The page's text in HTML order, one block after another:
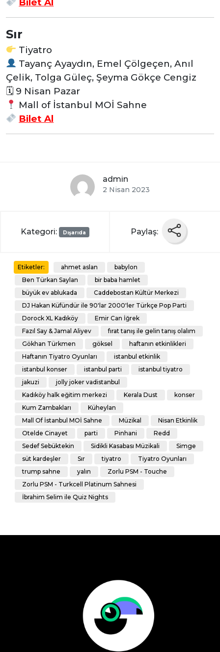
Sır
Tiyatro
Tayanç Ayaydın, Emel Çölgeçen, Anıl
Çelik, Tolga Güleç, Şeyma Gökçe Cengiz
🗓 9 Nisan Pazar
Mall of İstanbul MOİ Sahne
Bilet Al
admin
2 Nisan 2023
Kategori: Dışarıda Paylaş:
Etiketler: ahmet aslan
babylon
Ben Türkan Saylan
bir baba hamlet
büyük ev ablukada
Caddebostan Kültür Merkezi
DJ Hakan Küfündür ile 90'lar 2000'ler Türkçe Pop Parti
Dorock XL Kadıköy
Emir Can İğrek
Fazıl Say & Jamal Aliyev
fırat tanış ile gelin tanış olalım
Gökhan Türkmen
göksel
haftanın etkinlikleri
Haftanın Tiyatro Oyunları
istanbul etkinlik
istanbul konser
istanbul parti
istanbul tiyatro
jakuzi
jolly joker vadistanbul
Kadıköy halk eğitim merkezi
Kerala Dust
konser
Kum Zambakları
Küheylan
Mall Of İstanbul MOİ Sahne
Müzikal
Nisan Etkinlik
Otelde Cinayet
parti Pinhani
Redd
Sedef Sebüktekin
Sidikli Kasabası Müzikali
Simge
süt kardeşler
Sır tiyatro
Tiyatro Oyunları
trump sahne
yalın
Zorlu PSM - Touche
Zorlu PSM - Turkcell Platinum Sahnesi
İbrahim Selim ile Quiz Nights